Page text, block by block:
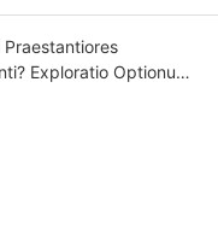
Praestantiores
Exploratio Optionum